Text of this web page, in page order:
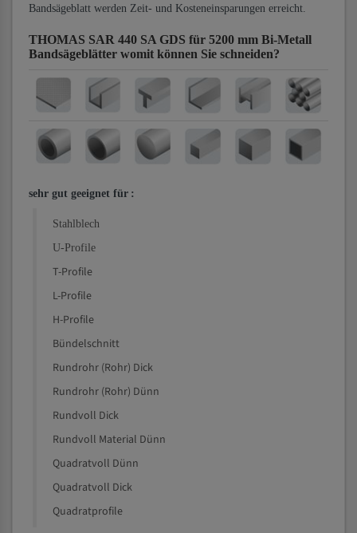
Bandsägeblatt werden Zeit- und Kosteneinsparungen erreicht.
THOMAS SAR 440 SA GDS für 5200 mm Bi-Metall
Bandsägeblätter womit können Sie schneiden?
sehr gut geeignet für :
Stahlblech
U-Profile
T-Profile
L-Profile
H-Profile
Bündelschnitt
Rundrohr (Rohr) Dick
Rundrohr (Rohr) Dünn
Rundvoll Dick
Rundvoll Material Dünn
Quadratvoll Dünn
Quadratvoll Dick
Quadratprofile